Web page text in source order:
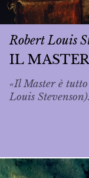
Robert Louis
IL
«Il Master è
Louis Stevenson).